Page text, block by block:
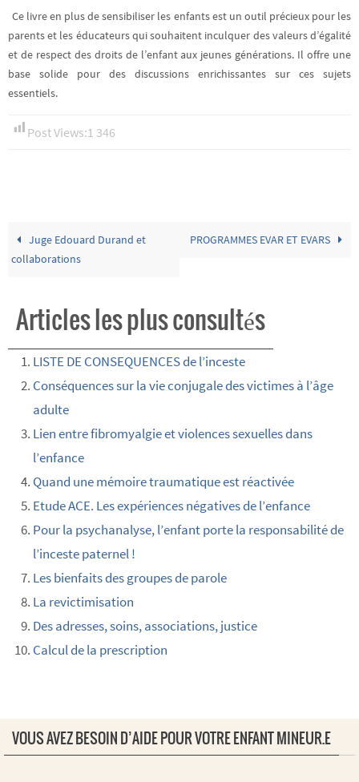
Ce livre en plus de sensibiliser les enfants est un outil précieux pour les
parents et les éducateurs qui souhaitent inculquer des valeurs d’égalité
et de respect des droits de l’enfant aux jeunes générations. Il offre une
base solide pour des discussions enrichissantes sur ces sujets
essentiels.
Post Views:1 346
Juge Edouard Durand et
collaborations
PROGRAMMES EVAR ET EVARS
Articles les plus consultés
LISTE DE CONSEQUENCES de l’inceste
Conséquences sur la vie conjugale des victimes à l’âge
adulte
Lien entre fibromyalgie et violences sexuelles dans
l’enfance
Quand une mémoire traumatique est réactivée
Etude ACE. Les expériences négatives de l’enfance
Pour la psychanalyse, l’enfant porte la responsabilité de
l’inceste paternel !
Les bienfaits des groupes de parole
La revictimisation
Des adresses, soins, associations, justice
Calcul de la prescription
VOUS AVEZ BESOIN D’AIDE POUR VOTRE ENFANT MINEUR.E